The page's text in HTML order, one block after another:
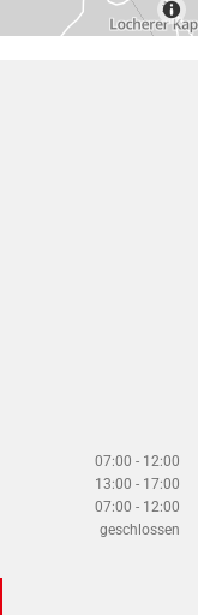
07:00 - 12:00
13:00 - 17:00
07:00 - 12:00
geschlossen